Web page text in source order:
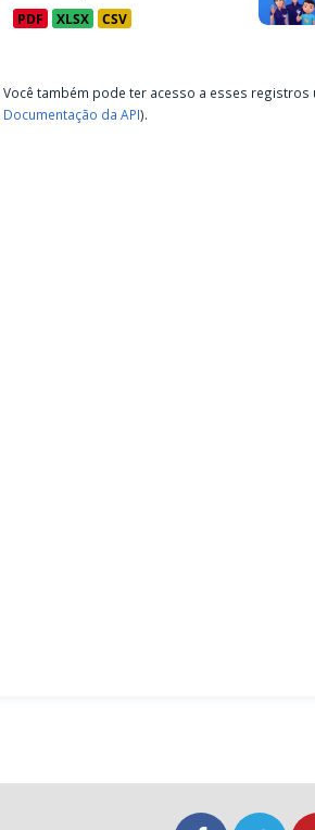
PDF XLSX CSV
Você também pode ter acesso a esses registros
Documentação da API).